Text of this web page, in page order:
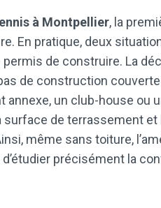
à Montpellier, la
En pratique, deux
de construire. La
de construction
annexe, un club-house ou
surface de terrassement
même sans toiture,
précisément la